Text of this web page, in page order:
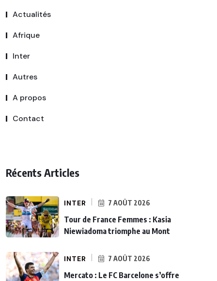
Actualités
Afrique
Inter
Autres
A propos
Contact
Récents Articles
INTER 7 AOÛT 2026
Tour de France Femmes : Kasia
Niewiadoma triomphe au Mont
INTER 7 AOÛT 2026
Mercato : Le FC Barcelone s’offre